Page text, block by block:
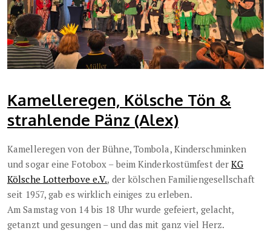
Kamelleregen, Kölsche Tön &
strahlende Pänz (Alex)
Kamelleregen von der Bühne, Tombola, Kinderschminken
und sogar eine Fotobox – beim Kinderkostümfest derKG
Kölsche Lotterbove e.V., der kölschen Familiengesellschaft
seit 1957, gab es wirklich einiges zu erleben.
Am Samstag von 14 bis 18 Uhr wurde gefeiert, gelacht,
getanzt und gesungen – und das mit ganz viel Herz.